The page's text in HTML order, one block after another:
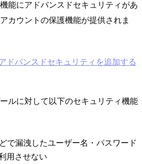
能にアドバンスドセキュリティがあ
カウントの保護機能が提供されま
ドバンスドセキュリティを追加する
ルに対して以下のセキュリティ機能
で漏洩したユーザー名・パスワード
用させない